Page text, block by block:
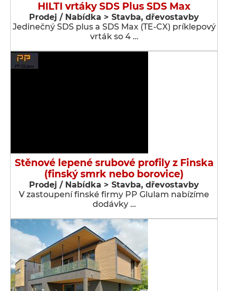
HILTI vrtáky SDS Plus SDS Max
Prodej / Nabídka > Stavba, dřevostavby
Jedinečný SDS plus a SDS Max (TE-CX) príklepový
vrták so 4 …
Stěnové lepené srubové profily z Finska
(finský smrk nebo borovice)
Prodej / Nabídka > Stavba, dřevostavby
V zastoupení finské firmy PP Glulam nabízíme
dodávky …